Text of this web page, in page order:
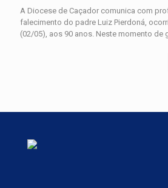
A Diocese de Caçador comunica com
falecimento do padre Luiz Pierdoná,
(02/05), aos 90 anos. Neste momento de